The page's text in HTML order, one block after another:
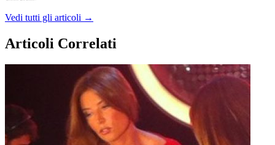
Vedi tutti gli articoli →
Articoli Correlati